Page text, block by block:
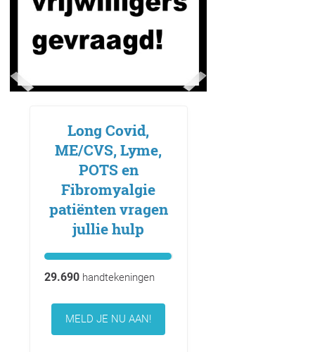
Long Covid,
ME/CVS, Lyme,
POTS en
Fibromyalgie
patiënten vragen
jullie hulp
29.690handtekeningen
MELD JE NU AAN!